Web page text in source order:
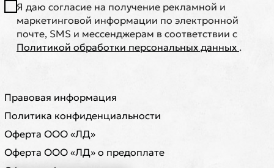
Я даю согласие на получение рекламной и
маркетинговой информации по электронной
почте, SMS и мессенджерам в соответствии с
Политикой обработки персональных данных .
Правовая информация
Политика конфиденциальности
Оферта ООО «ЛД»
Оферта ООО «ЛД» о предоплате